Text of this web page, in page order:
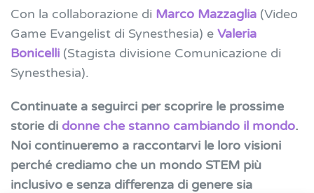
Con la collaborazione di Marco Mazzaglia (Video
Game Evangelist di Synesthesia) e Valeria
Bonicelli (Stagista divisione Comunicazione di
Synesthesia).
Continuate a seguirci per scoprire le prossime
storie di donne che stanno cambiando il mondo.
Noi continueremo a raccontarvi le loro visioni
perché crediamo che un mondo STEM più
inclusivo e senza differenza di genere sia